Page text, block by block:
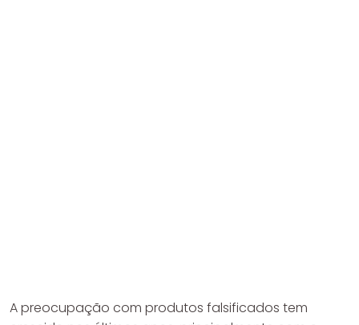
A preocupação com produtos falsificados tem